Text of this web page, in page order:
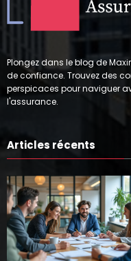
Plongez dans le blog de
de confiance. Trouvez des
perspicaces pour naviguer
l'assurance.
Articles récents